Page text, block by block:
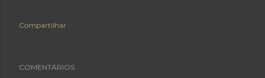
Compartilhar
COMENTÁRIOS